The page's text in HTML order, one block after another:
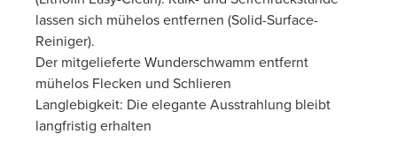
lassen sich mühelos entfernen (Solid-Surface-
Reiniger).
Der mitgelieferte Wunderschwamm entfernt
mühelos Flecken und Schlieren
Langlebigkeit: Die elegante Ausstrahlung bleibt
langfristig erhalten